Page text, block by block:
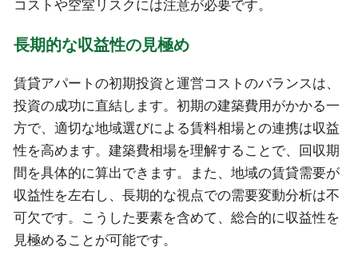
コストや空室リスクには注意が必要です。
長期的な収益性の見極め
賃貸アパートの初期投資と運営コストのバランスは、
投資の成功に直結します。初期の建築費用がかかる一
方で、適切な地域選びによる賃料相場との連携は収益
性を高めます。建築費相場を理解することで、回収期
間を具体的に算出できます。また、地域の賃貸需要が
収益性を左右し、長期的な視点での需要変動分析は不
可欠です。こうした要素を含めて、総合的に収益性を
見極めることが可能です。